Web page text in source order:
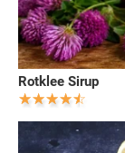
Rotklee Sirup